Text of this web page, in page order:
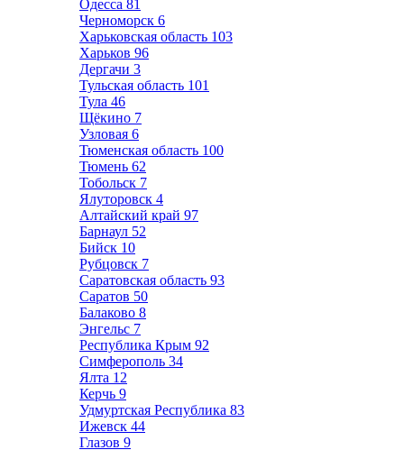
Одесса 81
Черноморск 6
Харьковская область 103
Харьков 96
Дергачи 3
Тульская область 101
Тула 46
Щёкино 7
Узловая 6
Тюменская область 100
Тюмень 62
Тобольск 7
Ялуторовск 4
Алтайский край 97
Барнаул 52
Бийск 10
Рубцовск 7
Саратовская область 93
Саратов 50
Балаково 8
Энгельс 7
Республика Крым 92
Симферополь 34
Ялта 12
Керчь 9
Удмуртская Республика 83
Ижевск 44
Глазов 9